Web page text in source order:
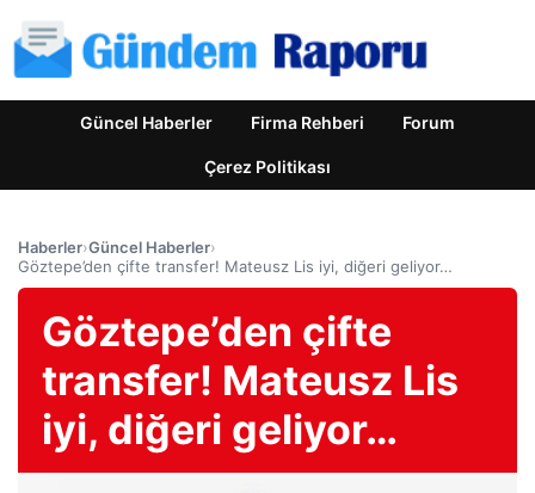
Güncel Haberler Firma Rehberi Forum
Çerez Politikası
Haberler›Güncel Haberler›
Göztepe’den çifte transfer! Mateusz Lis iyi, diğeri geliyor…
Göztepe’den çifte
transfer! Mateusz Lis
iyi, diğeri geliyor…